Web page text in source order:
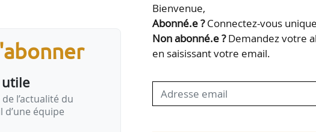
utile
l’actualité du
d’une équipe
Bienvenue,
Abonné.e ?Connectez-vous
Non abonné.e ?Demandez votre
en saisissant votre email.